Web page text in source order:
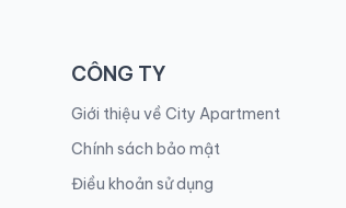
CÔNG TY
Giới thiệu về City Apartment
Chính sách bảo mật
Điều khoản sử dụng